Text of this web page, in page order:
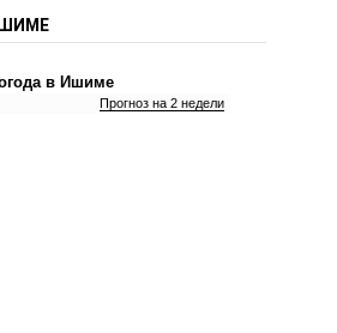
в Ишиме
Прогноз на 2 недели